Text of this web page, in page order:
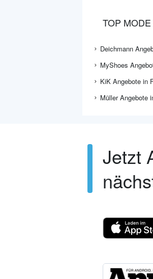
TOP
Deichmann
MyShoes
KiK Angebote in
Müller Angebote
Jetzt